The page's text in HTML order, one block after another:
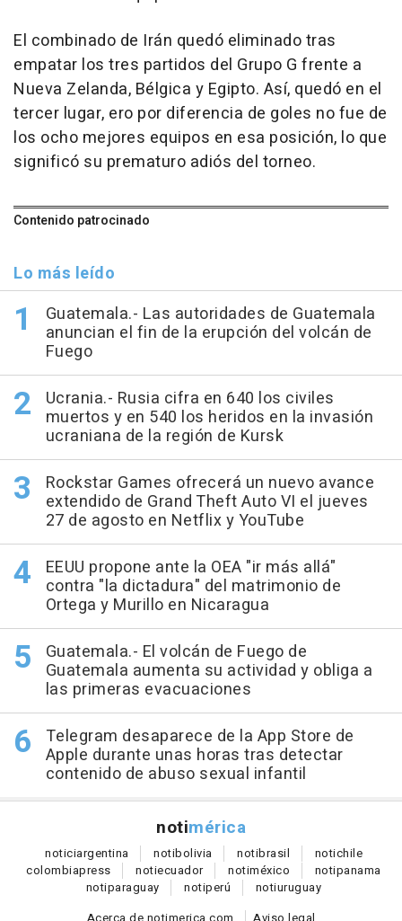
El combinado de Irán quedó eliminado tras
empatar los tres partidos del Grupo G frente a
Nueva Zelanda, Bélgica y Egipto. Así, quedó en el
tercer lugar, ero por diferencia de goles no fue de
los ocho mejores equipos en esa posición, lo que
significó su prematuro adiós del torneo.
Contenido patrocinado
Lo más leído
Guatemala.- Las autoridades de Guatemala
anuncian el fin de la erupción del volcán de
Fuego
Ucrania.- Rusia cifra en 640 los civiles
muertos y en 540 los heridos en la invasión
ucraniana de la región de Kursk
Rockstar Games ofrecerá un nuevo avance
extendido de Grand Theft Auto VI el jueves
27 de agosto en Netflix y YouTube
EEUU propone ante la OEA "ir más allá"
contra "la dictadura" del matrimonio de
Ortega y Murillo en Nicaragua
Guatemala.- El volcán de Fuego de
Guatemala aumenta su actividad y obliga a
las primeras evacuaciones
Telegram desaparece de la App Store de
Apple durante unas horas tras detectar
contenido de abuso sexual infantil
notimérica
noticiargentina notibolivia notibrasil notichile
colombiapress notiecuador notiméxico notipanama
notiparaguay notiperú notiuruguay